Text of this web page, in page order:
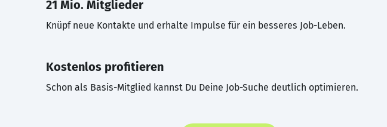
21 Mio. Mitglieder
Knüpf neue Kontakte und erhalte Impulse für ein besseres Job-Leben.
Kostenlos profitieren
Schon als Basis-Mitglied kannst Du Deine Job-Suche deutlich optimieren.